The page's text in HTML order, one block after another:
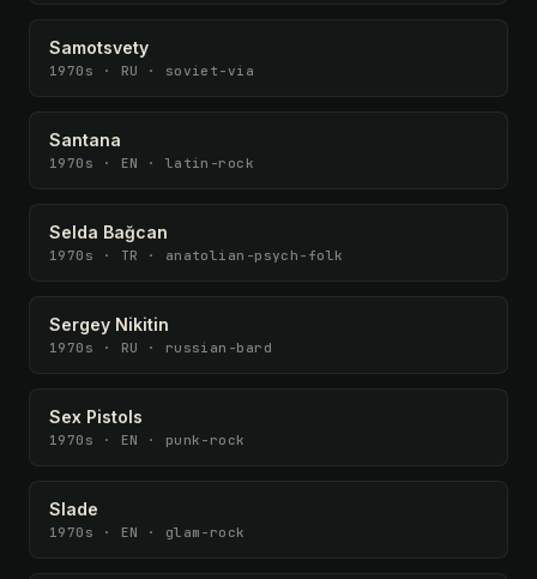
Samotsvety
1970s · RU · soviet-via
Santana
1970s · EN · latin-rock
Selda Bağcan
1970s · TR · anatolian-psych-folk
Sergey Nikitin
1970s · RU · russian-bard
Sex Pistols
1970s · EN · punk-rock
Slade
1970s · EN · glam-rock